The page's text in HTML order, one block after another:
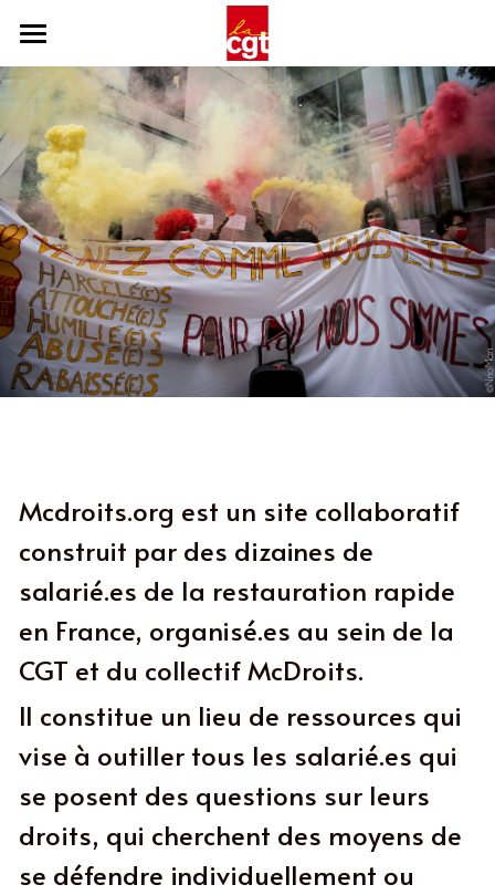
Accueil
Les fiches
Mes droits
Les lettres types
FAQ
Les luttes
Contacts alliés
Galerie médiatique
Nous contacter
Mcdroits.org est un site collaboratif
construit par des dizaines de
salarié.es de la restauration rapide
en France, organisé.es au sein de la
CGT et du collectif McDroits.
Il constitue un lieu de ressources qui
vise à outiller tous les salarié.es qui
se posent des questions sur leurs
droits, qui cherchent des moyens de
se défendre individuellement ou